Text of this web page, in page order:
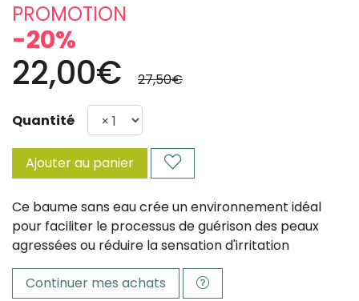
PROMOTION
-20%
22,00€ 27,50€
Quantité
Ajouter au panier
Ce baume sans eau crée un environnement idéal
pour faciliter le processus de guérison des peaux
agressées ou réduire la sensation d'irritation
Continuer mes achats